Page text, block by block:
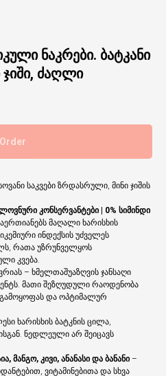
ნაკრები. ბატკანი
ძაღლი
Order
საკვები ზრდასრული, მინი ჯიშის
კონსერვანტები | 0% სიმინდი
აერთიანებს მაღალი ხარისხის
ინდექსის უძველეს
რათა უზრუნველყოს
კვება.
– ხმელთაშუაზღვის ჯანსაღი
მათი შეზღუდული რაოდენობა
გამოყოფას და ოპტიმალურ
ხარისხის ბატკნის ცილა,
ნედლეული არ შეიცავს
მანგო, კივი, ანანასი და ბანანი –
ვიტამინებითა და სხვა